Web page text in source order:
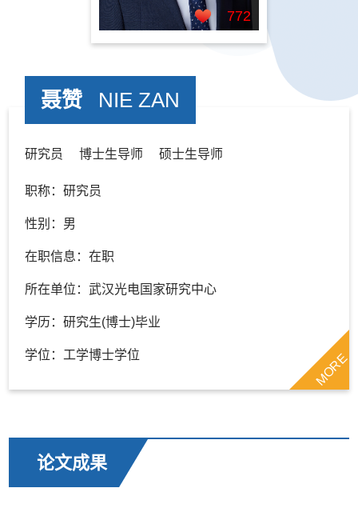
772
聂赞 NIE ZAN
研究员 博士生导师 硕士生导师
职称：研究员
性别：男
在职信息：在职
所在单位：武汉光电国家研究中心
学历：研究生(博士)毕业
学位：工学博士学位 MORE
论文成果